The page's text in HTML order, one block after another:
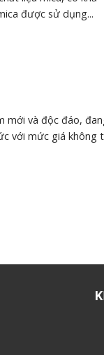
được sử dụng...
mới và độc đáo,
với mức giá không